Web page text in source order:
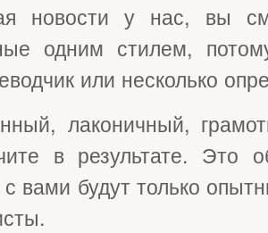
новости у нас, вы
одним стилем,
или несколько
лаконичный,
в результате. Это
с вами будут только